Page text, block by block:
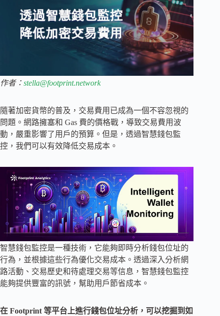
作者： stella@footprint.network
隨著加密貨幣的普及，交易費用已成為一個不容忽視的
問題。網路擁塞和 Gas 費的價格戰，導致交易費用波
動，嚴重影響了用戶的預算。但是，透過智慧錢包監
控，我們可以有效降低交易成本。
智慧錢包監控是一種技術，它能夠即時分析錢包位址的
行為，並根據這些行為優化交易成本。透過深入分析網
路活動、交易歷史和待處理交易等信息，智慧錢包監控
能夠提供豐富的訊號，幫助用戶節省成本。
在 Footprint 等平台上進行錢包位址分析， 可以挖掘到如